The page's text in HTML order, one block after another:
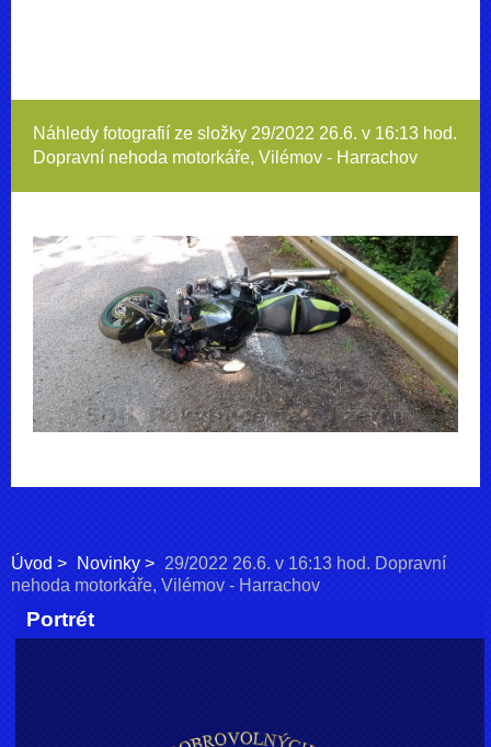
Náhledy fotografií ze složky 29/2022 26.6. v 16:13 hod.
Dopravní nehoda motorkáře, Vilémov - Harrachov
Úvod Novinky
29/2022 26.6. v 16:13 hod. Dopravní
nehoda motorkáře, Vilémov - Harrachov
Portrét